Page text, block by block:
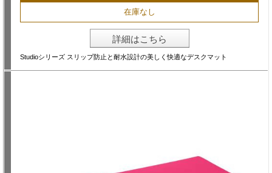
在庫なし
詳細はこちら
Studioシリーズ スリップ防止と耐水設計の美しく快適なデスクマット